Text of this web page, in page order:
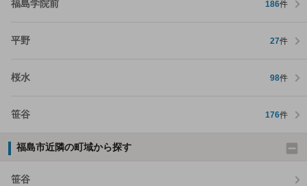
福島学院前 186件
平野 27件
桜水 98件
笹谷 176件
福島市近隣の町域から探す
笹谷